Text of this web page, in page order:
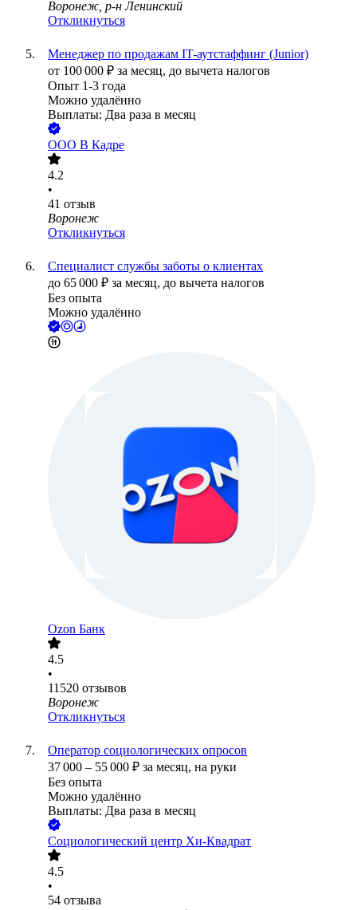
Воронеж, р-н Ленинский
Откликнуться
Менеджер по продажам IT-аутстаффинг (Junior)
от 100 000 ₽ за месяц, до вычета налогов
Опыт 1-3 года
Можно удалённо
Выплаты: Два раза в месяц
ООО В Кадре
4.2
•
41 отзыв
Воронеж
Откликнуться
Специалист службы заботы о клиентах
до 65 000 ₽ за месяц, до вычета налогов
Без опыта
Можно удалённо
Ozon Банк
4.5
•
11520 отзывов
Воронеж
Откликнуться
Оператор социологических опросов
37 000 – 55 000 ₽ за месяц, на руки
Без опыта
Можно удалённо
Выплаты: Два раза в месяц
Социологический центр Хи-Квадрат
4.5
•
54 отзыва